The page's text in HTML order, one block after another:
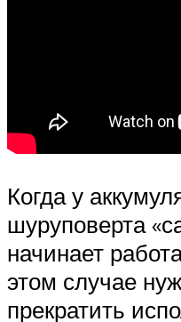
Когда у
шуруповерта
начинает
этом случае
прекратить